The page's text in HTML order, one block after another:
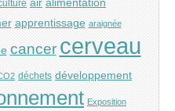
apprentissage araignée
cancer cerveau
déchets développement
Exposition